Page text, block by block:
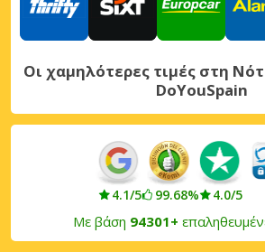
Οι χαμηλότερες τιμές στη
DoYouSpain
4.1/5 99.68% 4.0/5
Με βάση 94301+